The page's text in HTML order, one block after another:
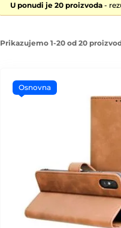
U ponudi je 20 proizvoda -
Prikazujemo 1-20 od 20
Osnovna